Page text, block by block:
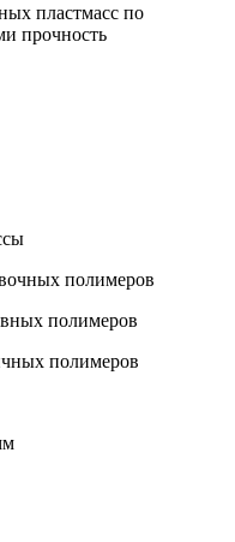
пластмасс по
прочность
полимеров
полимеров
полимеров